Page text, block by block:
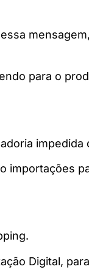
para o
impedida
importações
Digital,